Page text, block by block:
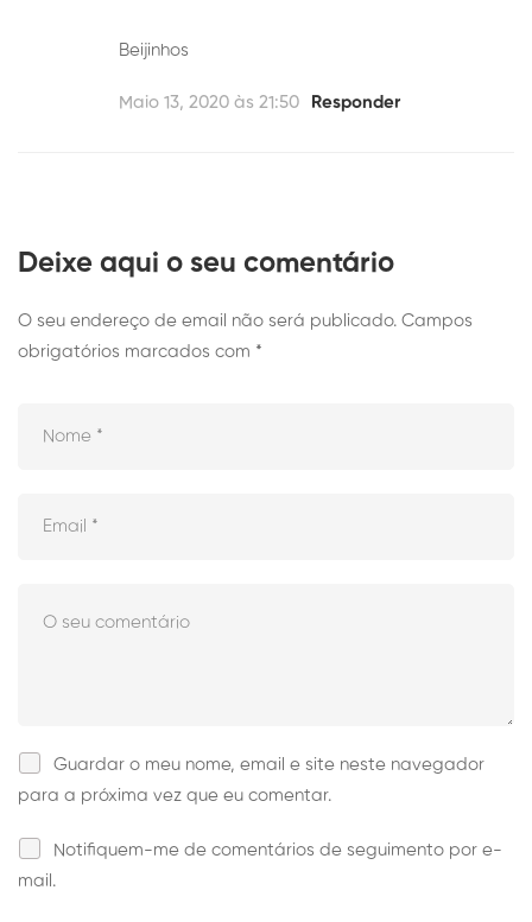
Beijinhos
Maio 13, 2020 às 21:50 Responder
Deixe aqui o seu comentário
O seu endereço de email não será publicado. Campos
obrigatórios marcados com *
Guardar o meu nome, email e site neste navegador
para a próxima vez que eu comentar.
Notifiquem-me de comentários de seguimento por e-
mail.